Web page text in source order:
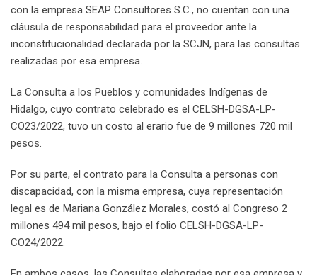
con la empresa SEAP Consultores S.C., no cuentan con una
cláusula de responsabilidad para el proveedor ante la
inconstitucionalidad declarada por la SCJN, para las consultas
realizadas por esa empresa.
La Consulta a los Pueblos y comunidades Indígenas de
Hidalgo, cuyo contrato celebrado es el CELSH-DGSA-LP-
CO23/2022, tuvo un costo al erario fue de 9 millones 720 mil
pesos.
Por su parte, el contrato para la Consulta a personas con
discapacidad, con la misma empresa, cuya representación
legal es de Mariana González Morales, costó al Congreso 2
millones 494 mil pesos, bajo el folio CELSH-DGSA-LP-
CO24/2022.